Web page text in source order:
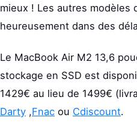
mieux ! Les autres modèles
heureusement dans des
Le MacBook Air M2 13,6
stockage en SSD est
1429€ au lieu de 1499€
Darty ,Fnac ou Cdiscount.